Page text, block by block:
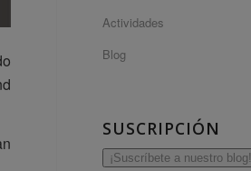
Actividades
Blog
SUSCRIPCIÓN
¡Suscríbete a nuestro blog!